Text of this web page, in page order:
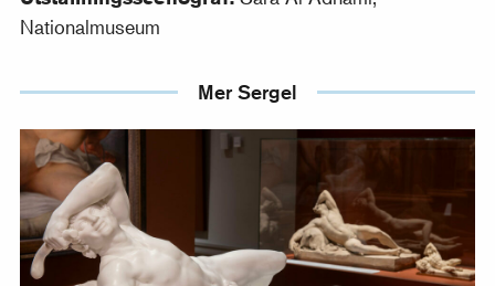
Nationalmuseum
Mer Sergel
Sergels sinnlighet